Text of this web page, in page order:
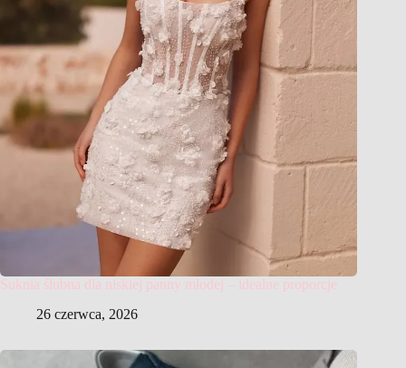
Suknia ślubna dla niskiej panny młodej – idealne proporcje
26 czerwca, 2026